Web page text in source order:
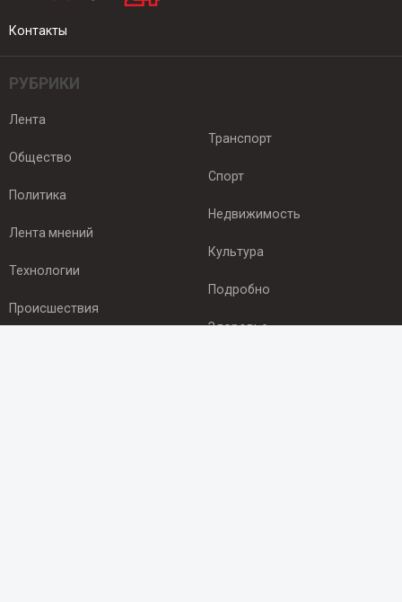
Контакты
РУБРИКИ
Лента
Общество
Политика
Лента мнений
Технологии
Происшествия
Транспорт
Спорт
Недвижимость
Культура
Подробно
Здоровье